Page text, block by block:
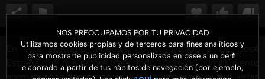
NOS PREOCUPAMOS POR TU PRIVACIDAD
Utilizamos cookies propias y de terceros para fines analíticos y
para mostrarte publicidad personalizada en base a un perfil
elaborado a partir de tus hábitos de navegación (por ejemplo,
En este episodio tenemos como invitado al Lic. José
Estrada que nos estará platicando sobre "El cumplimiento